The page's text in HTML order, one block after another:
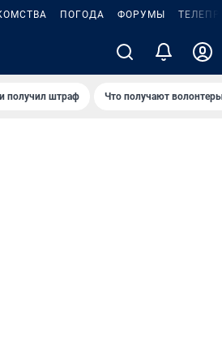
ПОГОДА ФОРУМЫ
получил штраф Что получают